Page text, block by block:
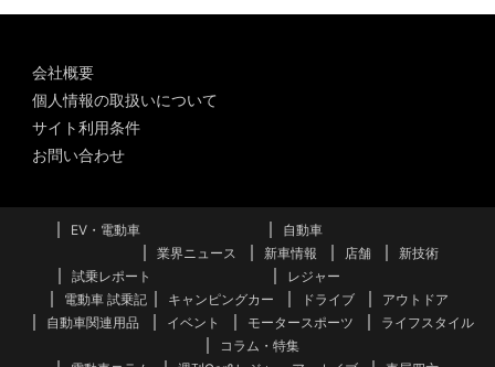
会社概要
個人情報の取扱いについて
サイト利用条件
お問い合わせ
EV・電動車
自動車
業界ニュース
新車情報 店舗
新技術
試乗レポート
電動車 試乗記
レジャー
キャンピングカー
ドライブ
アウトドア
自動車関連用品
イベント モータースポーツ
ライフスタイル
コラム・特集